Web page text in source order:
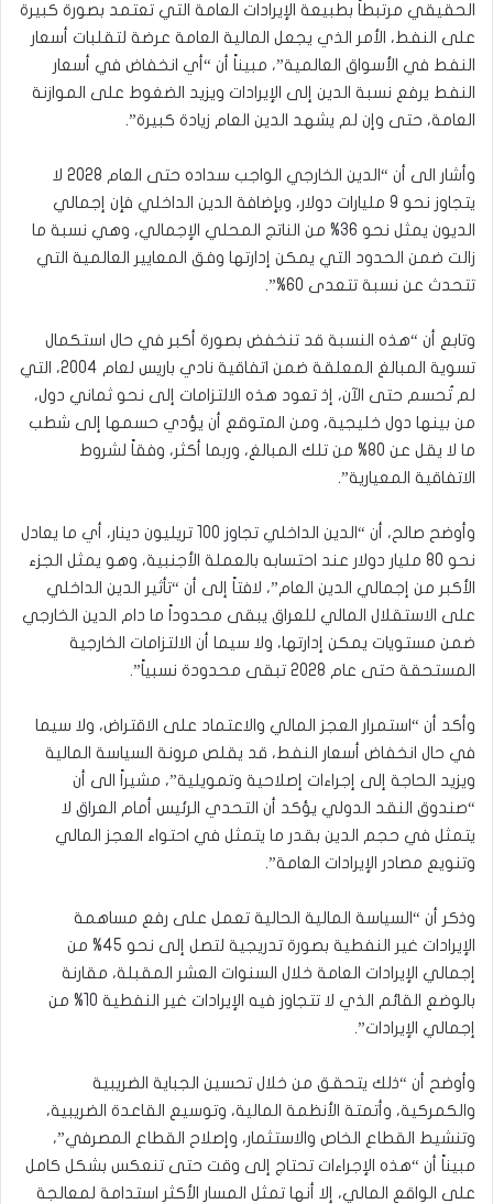
الحقيقي مرتبطاً بطبيعة الإيرادات العامة التي تعتمد بصورة كبيرة
على النفط، الأمر الذي يجعل المالية العامة عرضة لتقلبات أسعار
النفط في الأسواق العالمية”، مبيناً أن “أي انخفاض في أسعار
النفط يرفع نسبة الدين إلى الإيرادات ويزيد الضغوط على الموازنة
العامة، حتى وإن لم يشهد الدين العام زيادة كبيرة”.
وأشار الى أن “الدين الخارجي الواجب سداده حتى العام 2028 لا
يتجاوز نحو 9 مليارات دولار، وبإضافة الدين الداخلي فإن إجمالي
الديون يمثل نحو 36% من الناتج المحلي الإجمالي، وهي نسبة ما
زالت ضمن الحدود التي يمكن إدارتها وفق المعايير العالمية التي
تتحدث عن نسبة تتعدى 60%”.
وتابع أن “هذه النسبة قد تنخفض بصورة أكبر في حال استكمال
تسوية المبالغ المعلقة ضمن اتفاقية نادي باريس لعام 2004، التي
لم تُحسم حتى الآن، إذ تعود هذه الالتزامات إلى نحو ثماني دول،
من بينها دول خليجية، ومن المتوقع أن يؤدي حسمها إلى شطب
ما لا يقل عن 80% من تلك المبالغ، وربما أكثر، وفقاً لشروط
الاتفاقية المعيارية”.
وأوضح صالح، أن “الدين الداخلي تجاوز 100 تريليون دينار، أي ما يعادل
نحو 80 مليار دولار عند احتسابه بالعملة الأجنبية، وهو يمثل الجزء
الأكبر من إجمالي الدين العام”، لافتاً إلى أن “تأثير الدين الداخلي
على الاستقلال المالي للعراق يبقى محدوداً ما دام الدين الخارجي
ضمن مستويات يمكن إدارتها، ولا سيما أن الالتزامات الخارجية
المستحقة حتى عام 2028 تبقى محدودة نسبياً”.
وأكد أن “استمرار العجز المالي والاعتماد على الاقتراض، ولا سيما
في حال انخفاض أسعار النفط، قد يقلص مرونة السياسة المالية
ويزيد الحاجة إلى إجراءات إصلاحية وتمويلية”، مشيراً الى أن
“صندوق النقد الدولي يؤكد أن التحدي الرئيس أمام العراق لا
يتمثل في حجم الدين بقدر ما يتمثل في احتواء العجز المالي
وتنويع مصادر الإيرادات العامة”.
وذكر أن “السياسة المالية الحالية تعمل على رفع مساهمة
الإيرادات غير النفطية بصورة تدريجية لتصل إلى نحو 45% من
إجمالي الإيرادات العامة خلال السنوات العشر المقبلة، مقارنة
بالوضع القائم الذي لا تتجاوز فيه الإيرادات غير النفطية 10% من
إجمالي الإيرادات”.
وأوضح أن “ذلك يتحقق من خلال تحسين الجباية الضريبية
والكمركية، وأتمتة الأنظمة المالية، وتوسيع القاعدة الضريبية،
وتنشيط القطاع الخاص والاستثمار، وإصلاح القطاع المصرفي”،
مبيناً أن “هذه الإجراءات تحتاج إلى وقت حتى تنعكس بشكل كامل
على الواقع المالي، إلا أنها تمثل المسار الأكثر استدامة لمعالجة